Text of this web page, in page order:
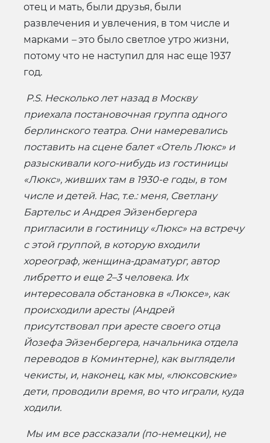
отец и мать, были друзья, были
развлечения и увлечения, в том числе и
марками –это было светлое утро жизни,
потому что не наступил для нас еще 1937
год.
P.S. Несколько лет назад в Москву
приехала постановочная группа одного
берлинского театра. Они намеревались
поставить на сцене балет «Отель Люкс» и
разыскивали кого-нибудь из гостиницы
«Люкс», живших там в 1930-е годы, в том
числе и детей. Нас, т.е.: меня, Светлану
Бартельс и Андрея Эйзенбергера
пригласили в гостиницу «Люкс» на встречу
с этой группой, в которую входили
хореограф, женщина-драматург, автор
либретто и еще 2–3 человека. Их
интересовала обстановка в «Люксе», как
происходили аресты (Андрей
присутствовал при аресте своего отца
Йозефа Эйзенбергера, начальника отдела
переводов в Коминтерне), как выглядели
чекисты, и, наконец, как мы, «люксовские»
дети, проводили время, во что играли, куда
ходили.
Мы им все рассказали (по-немецки), не